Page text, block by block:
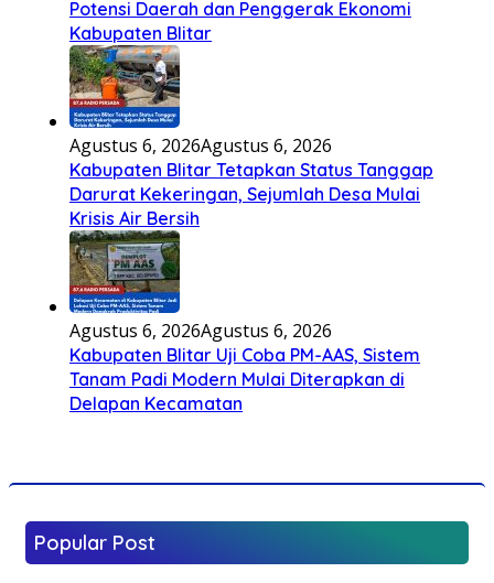
Potensi Daerah dan Penggerak Ekonomi
Kabupaten Blitar
Agustus 6, 2026Agustus 6, 2026
Kabupaten Blitar Tetapkan Status Tanggap
Darurat Kekeringan, Sejumlah Desa Mulai
Krisis Air Bersih
Agustus 6, 2026Agustus 6, 2026
Kabupaten Blitar Uji Coba PM-AAS, Sistem
Tanam Padi Modern Mulai Diterapkan di
Delapan Kecamatan
Popular Post